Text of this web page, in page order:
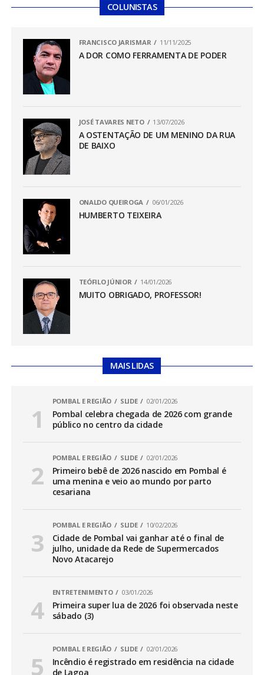
COLUNISTAS
FRANCISCO JARISMAR 11/11/2025
A DOR COMO FERRAMENTA DE PODER
JOSÉ TAVARES NETO 13/07/2026
A OSTENTAÇÃO DE UM MENINO DA RUA
DE BAIXO
ONALDO QUEIROGA 06/01/2026
HUMBERTO TEIXEIRA
TEÓFILO JÚNIOR 14/01/2026
MUITO OBRIGADO, PROFESSOR!
MAIS LIDAS
POMBAL E REGIÃO SLIDE 02/01/2026
Pombal celebra chegada de 2026 com grande
público no centro da cidade
POMBAL E REGIÃO SLIDE 02/01/2026
Primeiro bebê de 2026 nascido em Pombal é
uma menina e veio ao mundo por parto
cesariana
POMBAL E REGIÃO SLIDE 10/02/2026
Cidade de Pombal vai ganhar até o final de
julho, unidade da Rede de Supermercados
Novo Atacarejo
ENTRETENIMENTO 03/01/2026
Primeira super lua de 2026 foi observada neste
sábado (3)
POMBAL E REGIÃO SLIDE 02/01/2026
Incêndio é registrado em residência na cidade
de Lagoa